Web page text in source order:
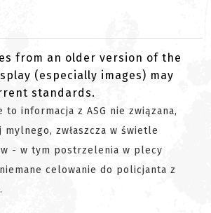
from an older version of the
(especially images) may
standards.
to informacja z ASG nie związana,
zwłaszcza w świetle
- w tym postrzelenia w plecy
celowanie do policjanta z